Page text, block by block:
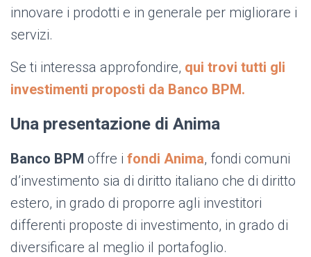
innovare i prodotti e in generale per migliorare i
servizi.
Se ti interessa approfondire, qui trovi tutti gli
investimenti proposti da Banco BPM.
Una presentazione di Anima
Banco BPM offre i fondi Anima, fondi comuni
d’investimento sia di diritto italiano che di diritto
estero, in grado di proporre agli investitori
differenti proposte di investimento, in grado di
diversificare al meglio il portafoglio.